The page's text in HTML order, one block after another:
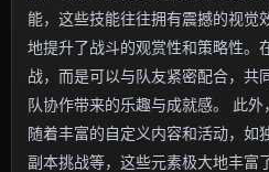
能，这些技能往往拥有震撼的视觉
地提升了战斗的观赏性和策略性。
战，而是可以与队友紧密配合，共
队协作带来的乐趣与成就感。 此
随着丰富的自定义内容和活动，如
副本挑战等，这些元素极大地丰富